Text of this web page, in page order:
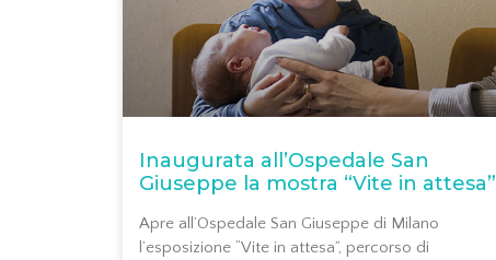
Inaugurata all’Ospedale San
Giuseppe la mostra “Vite in attesa”
Apre all’Ospedale San Giuseppe di Milano
l’esposizione “Vite in attesa”, percorso di